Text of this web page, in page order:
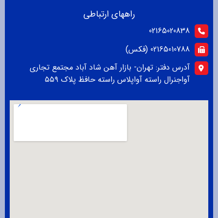
راههای ارتباطی
02165020838
02165010788 (فکس)
آدرس دفتر: تهران- بازار آهن شاد آباد مجتمع تجاری
آواجنرال راسته آواپلاس راسته حافظ پلاک ۵۵۹